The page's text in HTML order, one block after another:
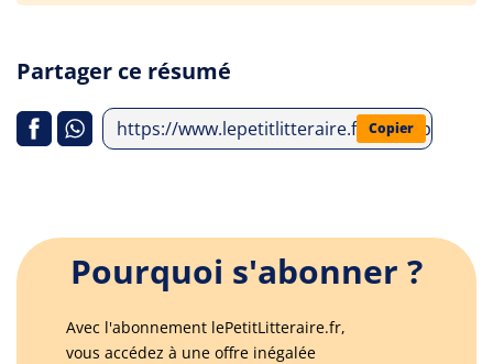
Partager ce résumé
https://www.lepetitlitteraire.fr/index.php/
Copier
Pourquoi s'abonner ?
Avec l'abonnement lePetitLitteraire.fr,
vous accédez à une offre inégalée